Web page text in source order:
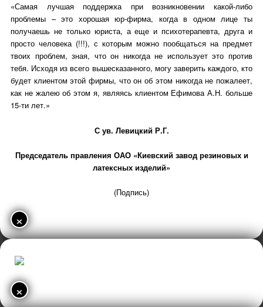
«Самая лучшая поддержка при возникновении какой-либо
проблемы – это хорошая юр-фирма, когда в одном лице ты
получаешь не только юриста, а еще и психотерапевта, друга и
просто человека (!!!), с которым можно пообщаться на предмет
твоих проблем, зная, что он никогда не использует это против
тебя. Исходя из всего вышесказанного, могу заверить каждого, кто
будет клиентом этой фирмы, что он об этом никогда не пожалеет,
как не жалею об этом я, являясь клиентом Ефимова А.Н. больше
15-ти лет.»
С ув. Левицкий Р.Г.
Председатель правления ОАО «Киевский завод резиновых и
латексных изделий»
(Подпись)
×
×